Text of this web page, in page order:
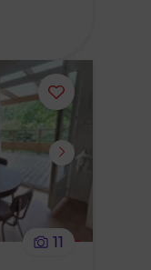
Ajouter
ou
11